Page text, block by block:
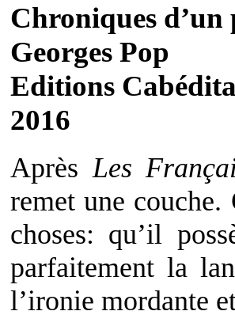
Chroniques d’un
Georges Pop
Editions Cabédita
2016
AprèsLes
remet une
choses: qu’il
parfaitement la
l’ironie mordante